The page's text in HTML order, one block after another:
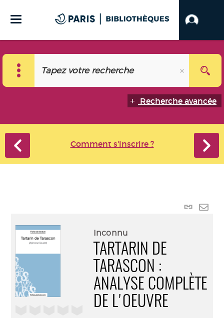
Recherche avancée
Comment s'inscrire ?
Lien
Inconnu
TARTARIN DE
TARASCON :
ANALYSE COMPLÈTE
DE L'OEUVRE